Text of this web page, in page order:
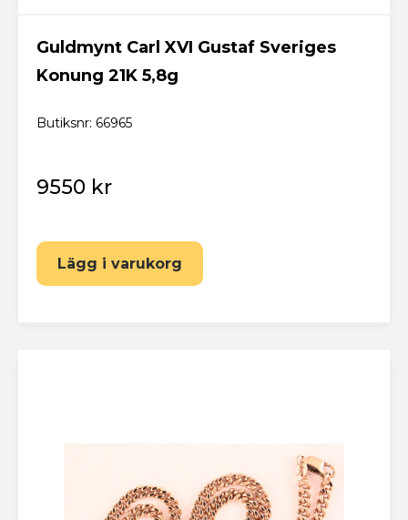
Fyll i din e-postadress nedan
Guldmynt Carl XVI Gustaf Sveriges
Konung 21K 5,8g
Butiksnr: 66965
9550 kr
Lägg i varukorg